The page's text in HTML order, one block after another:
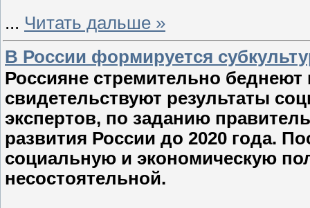
... Читать дальше »
В России формируется
Россияне стремительно
свидетельствуют результаты
экспертов, по заданию
развития России до 2020 года.
социальную и экономическую
несостоятельной.